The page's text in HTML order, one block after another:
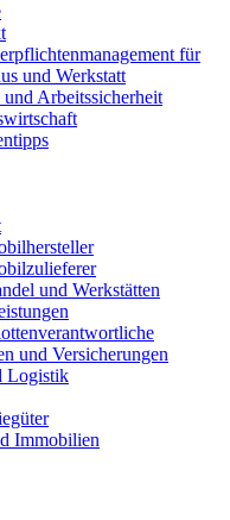
für
und Werkstatt
Arbeitssicherheit
und Werkstätten
und Versicherungen
Logistik
Immobilien